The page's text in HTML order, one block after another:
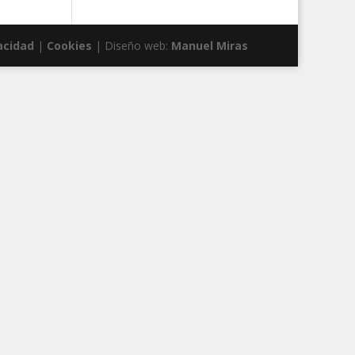
| Cookies | Diseño web: Manuel Miras